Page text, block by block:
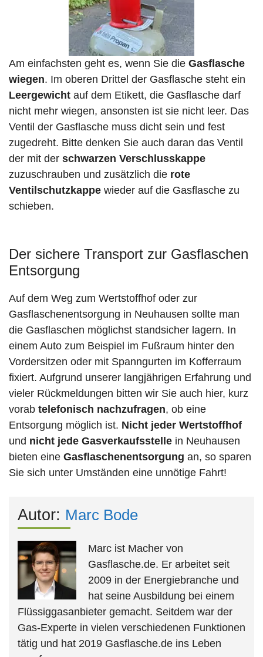
Am einfachsten geht es, wenn Sie die Gasflasche
wiegen. Im oberen Drittel der Gasflasche steht ein
Leergewicht auf dem Etikett, die Gasflasche darf
nicht mehr wiegen, ansonsten ist sie nicht leer. Das
Ventil der Gasflasche muss dicht sein und fest
zugedreht. Bitte denken Sie auch daran das Ventil
der mit der schwarzen Verschlusskappe
zuzuschrauben und zusätzlich die rote
Ventilschutzkappe wieder auf die Gasflasche zu
schieben.
Der sichere Transport zur Gasflaschen
Entsorgung
Auf dem Weg zum Wertstoffhof oder zur
Gasflaschenentsorgung in Neuhausen sollte man
die Gasflaschen möglichst standsicher lagern. In
einem Auto zum Beispiel im Fußraum hinter den
Vordersitzen oder mit Spanngurten im Kofferraum
fixiert. Aufgrund unserer langjährigen Erfahrung und
vieler Rückmeldungen bitten wir Sie auch hier, kurz
vorab telefonisch nachzufragen, ob eine
Entsorgung möglich ist. Nicht jeder Wertstoffhof
und nicht jede Gasverkaufsstelle in Neuhausen
bieten eine Gasflaschenentsorgung an, so sparen
Sie sich unter Umständen eine unnötige Fahrt!
Autor: Marc Bode
Marc ist Macher von
Gasflasche.de. Er arbeitet seit
2009 in der Energiebranche und
hat seine Ausbildung bei einem
Flüssiggasanbieter gemacht. Seitdem war der
Gas-Experte in vielen verschiedenen Funktionen
tätig und hat 2019 Gasflasche.de ins Leben